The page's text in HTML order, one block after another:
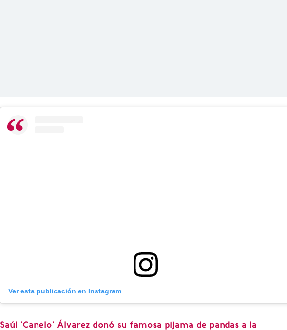
Ver esta publicación en Instagram
Saúl 'Canelo' Álvarez donó su famosa pijama de pandas a la